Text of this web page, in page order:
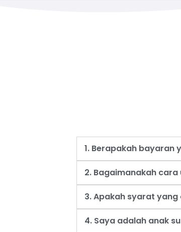
1. Berapakah bayaran
2. Bagaimanakah
3. Apakah syarat
4. Saya adalah anak